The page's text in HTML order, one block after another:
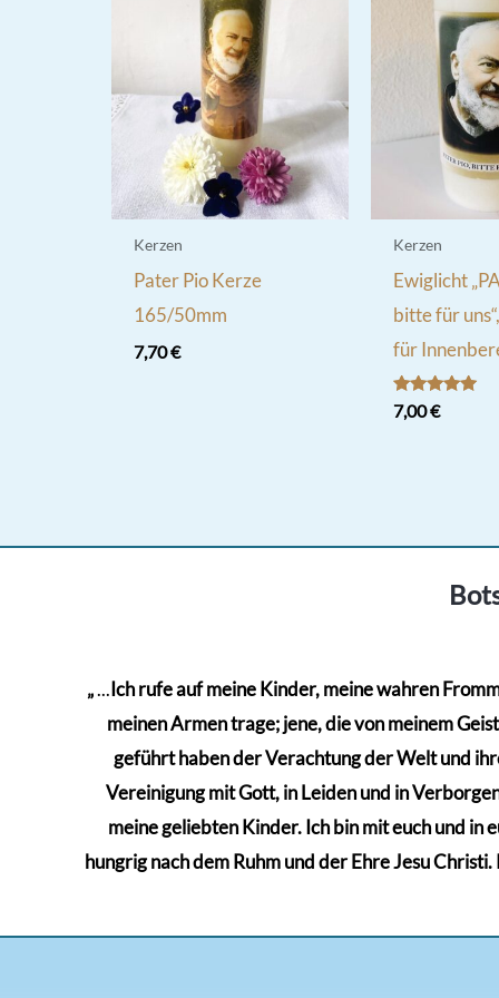
Kerzen
Pater Pio Kerze
165/50mm
7,70€
Kerzen
Ewiglicht
bitte für
für
Bewertet
mit
7,00€
„...Ich rufe auf meine Kinder, meine wahren
meinen Armen trage; jene, die von meinem
geführt haben der Verachtung der Welt und
Vereinigung mit Gott, in Leiden und in
meine geliebten Kinder. Ich bin mit euch und in
hungrig nach dem Ruhm und der Ehre Jesu